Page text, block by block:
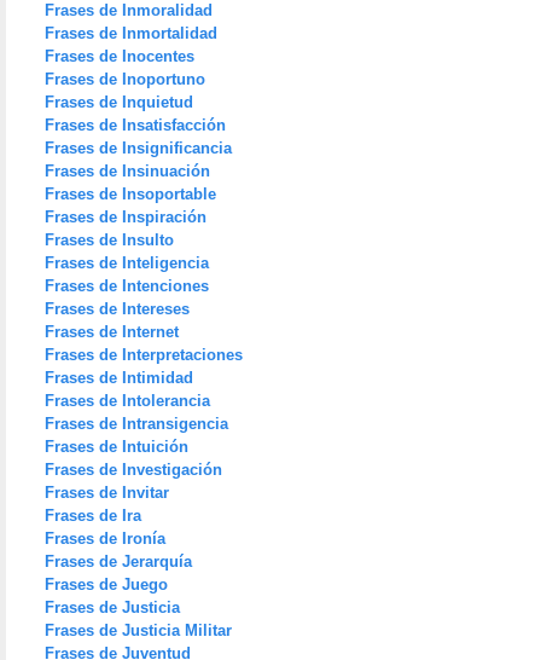
Frases de Inmoralidad
Frases de Inmortalidad
Frases de Inocentes
Frases de Inoportuno
Frases de Inquietud
Frases de Insatisfacción
Frases de Insignificancia
Frases de Insinuación
Frases de Insoportable
Frases de Inspiración
Frases de Insulto
Frases de Inteligencia
Frases de Intenciones
Frases de Intereses
Frases de Internet
Frases de Interpretaciones
Frases de Intimidad
Frases de Intolerancia
Frases de Intransigencia
Frases de Intuición
Frases de Investigación
Frases de Invitar
Frases de Ira
Frases de Ironía
Frases de Jerarquía
Frases de Juego
Frases de Justicia
Frases de Justicia Militar
Frases de Juventud